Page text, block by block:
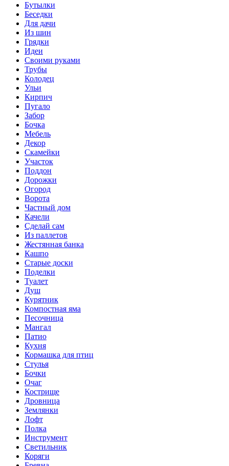
Бутылки
Беседки
Для дачи
Из шин
Грядки
Идеи
Своими руками
Трубы
Колодец
Ульи
Кирпич
Пугало
Забор
Бочка
Мебель
Декор
Скамейки
Участок
Поддон
Дорожки
Огород
Ворота
Частный дом
Качели
Сделай сам
Из паллетов
Жестянная банка
Кашпо
Старые доски
Поделки
Туалет
Душ
Курятник
Компостная яма
Песочница
Мангал
Патио
Кухня
Кормашка для птиц
Стулья
Бочки
Очаг
Кострище
Дровница
Землянки
Лофт
Полка
Инструмент
Светильник
Коряги